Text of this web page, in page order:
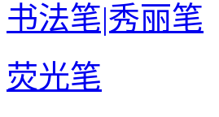
书法笔|秀丽笔
荧光笔